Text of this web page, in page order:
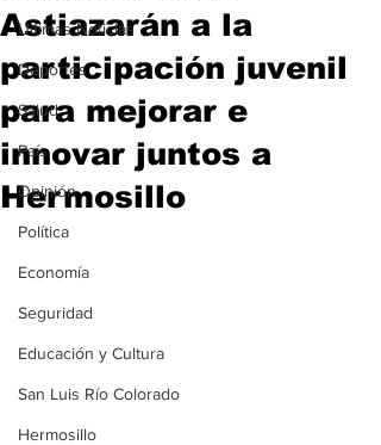
Ultimas Noticias
Deportes
Salud
País
Opinión
Política
Economía
Seguridad
Educación y Cultura
San Luis Río Colorado
Hermosillo
Astiazarán a la
participación juvenil
para mejorar e
innovar juntos a
Hermosillo